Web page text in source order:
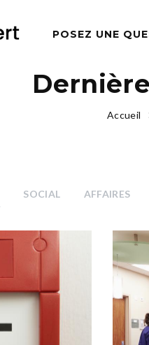
POSEZ UNE
Accueil
SOCIAL AFFAIRES